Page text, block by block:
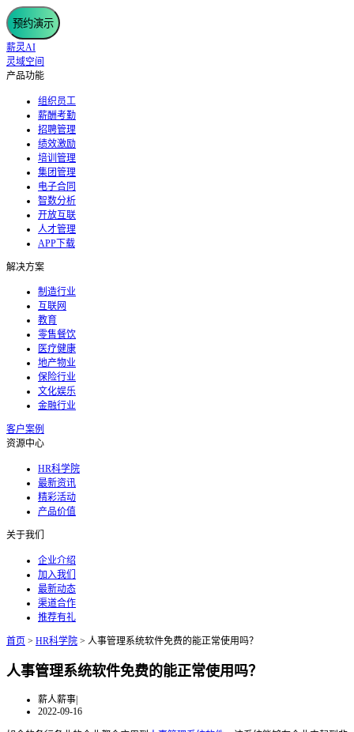
预约演示
薪灵AI
灵域空间
产品功能
组织员工
薪酬考勤
招聘管理
绩效激励
培训管理
集团管理
电子合同
智数分析
开放互联
人才管理
APP下载
解决方案
制造行业
互联网
教育
零售餐饮
医疗健康
地产物业
保险行业
文化娱乐
金融行业
客户案例
资源中心
HR科学院
最新资讯
精彩活动
产品价值
关于我们
企业介绍
加入我们
最新动态
渠道合作
推荐有礼
首页 > HR科学院 > 人事管理系统软件免费的能正常使用吗？
人事管理系统软件免费的能正常使用吗？
薪人薪事|
2022-09-16